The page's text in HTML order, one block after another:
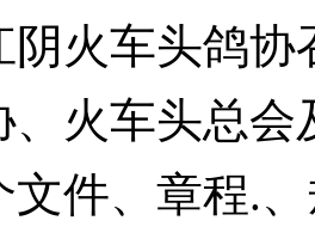
阴火车头鸽
、火车头总
文件、章程.